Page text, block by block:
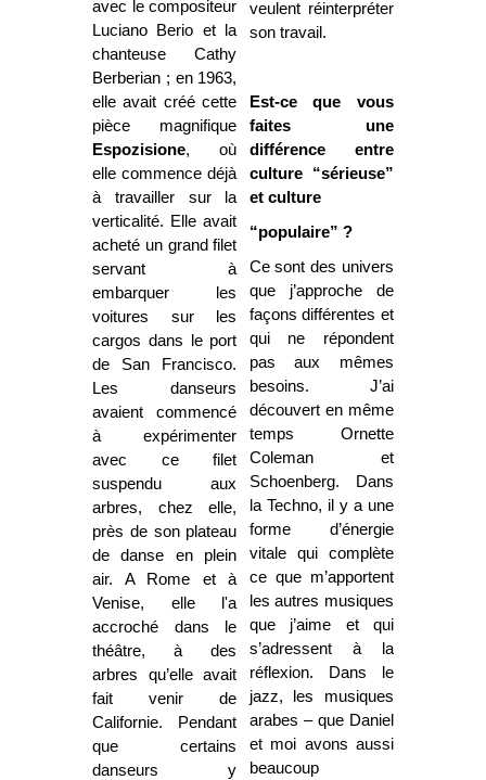
avec le compositeur
Luciano Berio et la
chanteuse Cathy
Berberian ; en 1963,
elle avait créé cette
pièce magnifique
Espozisione, où
elle commence déjà
à travailler sur la
verticalité. Elle avait
acheté un grand filet
servant à
embarquer les
voitures sur les
cargos dans le port
de San Francisco.
Les danseurs
avaient commencé
à expérimenter
avec ce filet
suspendu aux
arbres, chez elle,
près de son plateau
de danse en plein
air. A Rome et à
Venise, elle l'a
accroché dans le
théâtre, à des
arbres qu’elle avait
fait venir de
Californie. Pendant
que certains
danseurs y
veulent réinterpréter
son travail.
Est-ce que vous
faites une
différence entre
culture “sérieuse”
et culture
“populaire” ?
Ce sont des univers
que j’approche de
façons différentes et
qui ne répondent
pas aux mêmes
besoins. J’ai
découvert en même
temps Ornette
Coleman et
Schoenberg. Dans
la Techno, il y a une
forme d’énergie
vitale qui complète
ce que m’apportent
les autres musiques
que j’aime et qui
s’adressent à la
réflexion. Dans le
jazz, les musiques
arabes – que Daniel
et moi avons aussi
beaucoup